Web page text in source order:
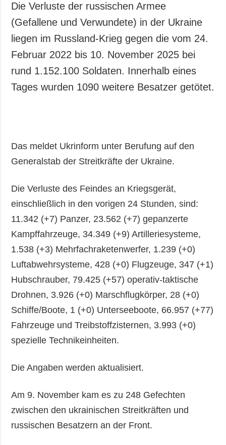
Die Verluste der russischen Armee
(Gefallene und Verwundete) in der Ukraine
liegen im Russland-Krieg gegen die vom 24.
Februar 2022 bis 10. November 2025 bei
rund 1.152.100 Soldaten. Innerhalb eines
Tages wurden 1090 weitere Besatzer getötet.
Das meldet Ukrinform unter Berufung auf den
Generalstab der Streitkräfte der Ukraine.
Die Verluste des Feindes an Kriegsgerät,
einschließlich in den vorigen 24 Stunden, sind:
11.342 (+7) Panzer, 23.562 (+7) gepanzerte
Kampffahrzeuge, 34.349 (+9) Artilleriesysteme,
1.538 (+3) Mehrfachraketenwerfer, 1.239 (+0)
Luftabwehrsysteme, 428 (+0) Flugzeuge, 347 (+1)
Hubschrauber, 79.425 (+57) operativ-taktische
Drohnen, 3.926 (+0) Marschflugkörper, 28 (+0)
Schiffe/Boote, 1 (+0) Unterseeboote, 66.957 (+77)
Fahrzeuge und Treibstoffzisternen, 3.993 (+0)
spezielle Technikeinheiten.
Die Angaben werden aktualisiert.
Am 9. November kam es zu 248 Gefechten
zwischen den ukrainischen Streitkräften und
russischen Besatzern an der Front.